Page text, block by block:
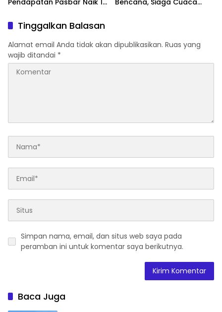
Pendapatan Pasbar Naik 15
Bencana, Siaga Cuaca
Tinggalkan Balasan
Alamat email Anda tidak akan dipublikasikan. Ruas yang
wajib ditandai *
Simpan nama, email, dan situs web saya pada
peramban ini untuk komentar saya berikutnya.
Baca Juga